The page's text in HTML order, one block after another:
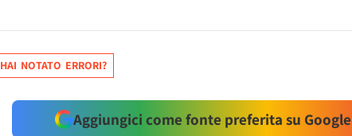
HAI NOTATO ERRORI?
Aggiungici come fonte preferita su Google